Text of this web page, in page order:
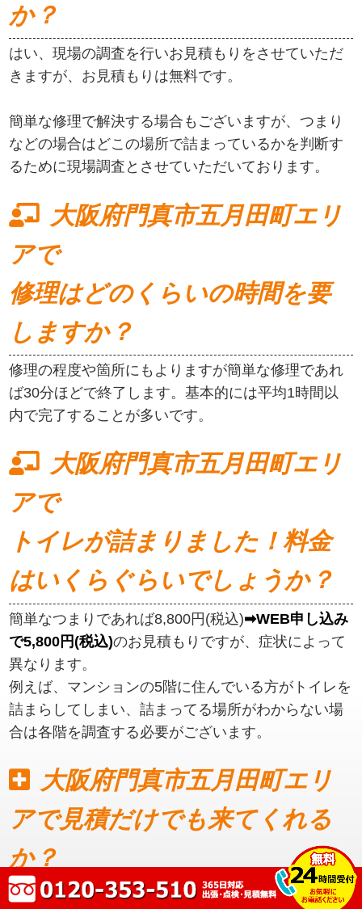
か？
はい、現場の調査を行いお見積もりをさせていただ
きますが、お見積もりは無料です。
簡単な修理で解決する場合もございますが、つまり
などの場合はどこの場所で詰まっているかを判断す
るために現場調査とさせていただいております。
大阪府門真市五月田町エリ
アで
修理はどのくらいの時間を要
しますか？
修理の程度や箇所にもよりますが簡単な修理であれ
ば30分ほどで終了します。基本的には平均1時間以
内で完了することが多いです。
大阪府門真市五月田町エリ
アで
トイレが詰まりました！料金
はいくらぐらいでしょうか？
簡単なつまりであれば8,800円(税込)➡WEB申し込み
で5,800円(税込)のお見積もりですが、症状によって
異なります。
例えば、マンションの5階に住んでいる方がトイレを
詰まらしてしまい、詰まってる場所がわからない場
合は各階を調査する必要がございます。
大阪府門真市五月田町エリ
アで見積だけでも来てくれる
か？
見積もりだけでも可能です。